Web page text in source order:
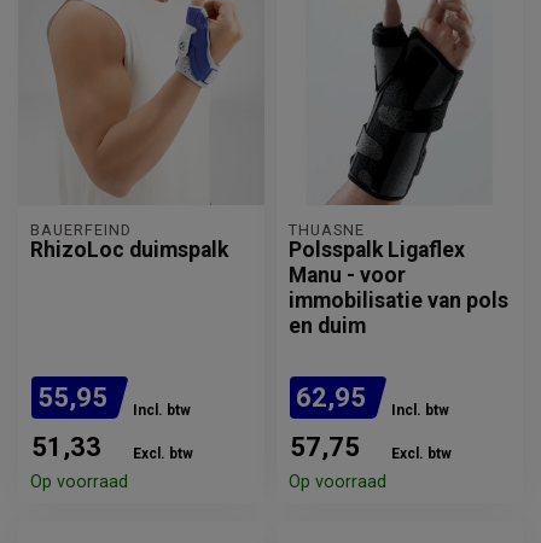
BAUERFEIND
RhizoLoc duimspalk
55,95 Incl. btw
51,33 Excl. btw
Op voorraad
THUASNE
Polsspalk Ligaflex
Manu - voor
immobilisatie van pols
en duim
62,95 Incl. btw
57,75 Excl. btw
Op voorraad